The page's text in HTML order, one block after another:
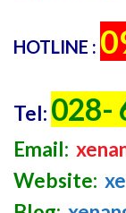
HOTLINE :
Tel: 028-
Email:
Website: